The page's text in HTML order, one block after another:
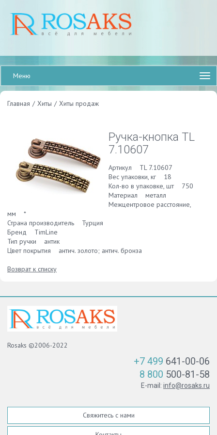
Меню
Главная / Хиты / Хиты продаж
Ручка-кнопка TL
7.10607
Артикул TL 7.10607
Вес упаковки, кг 18
Кол-во в упаковке, шт 750
Материал металл
Межцентровое расстояние,
мм *
Страна производитель Турция
Бренд TimLine
Тип ручки антик
Цвет покрытия антич. золото; антич. бронза
Возврат к списку
Rosaks ©2006-2022
+7 499 641-00-06
8 800 500-81-58
E-mail: info@rosaks.ru
Свяжитесь с нами